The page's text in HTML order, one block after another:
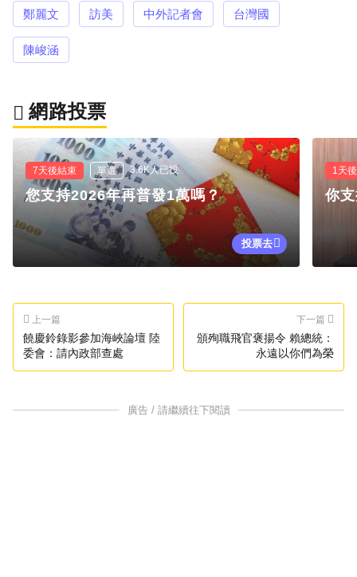
鄭麗文 訪美 中外記者會 台灣國
陳峻涵
網路投票
7天後結束 單選 3.6K人已投
您支持2026年再普發1萬嗎？
投票去
1天
你
上一篇
饒慶鈴錄影參加海峽論壇 陸
委會：請內政部查處
下一篇
頒殉職飛官褒揚令 賴總統：
永遠以你們為榮
廣告 / 請繼續往下閱讀